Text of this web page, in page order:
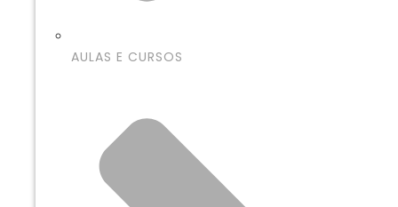
AULAS E CURSOS